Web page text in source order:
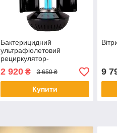
Бактерицидний
ультрафіолетовий
рециркулятор-
опромінювач 2 в 1 LF-
ZBAP001
2 920₴ 3 650 ₴
Купити
9